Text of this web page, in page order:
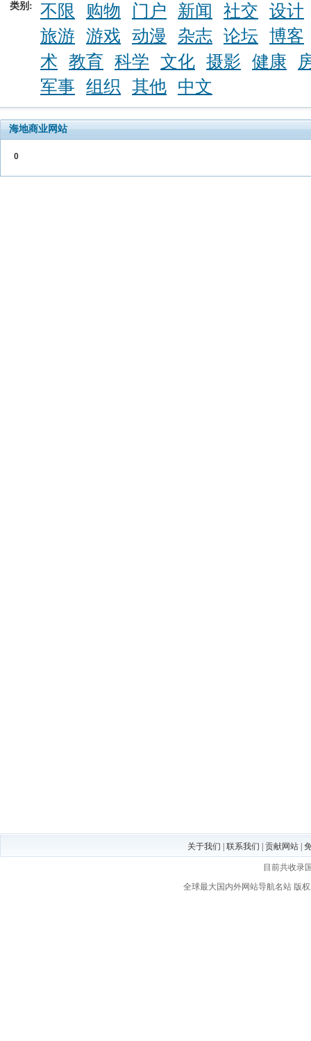
类别: 不限 购物 门户 新闻 社交
设计
旅游
游戏 动漫 杂志 论坛 博客
术
教育 科学 文化 摄影 健康
军事
组织 其他 中文
海地商业网站
0
关于我们 联系我们 贡献网站
目前共收录
全球最大国内外网站导航名站版权